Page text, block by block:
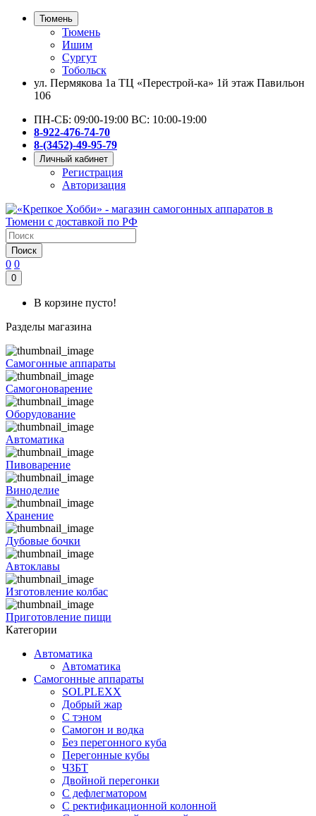
Тюмень
Тюмень
Ишим
Сургут
Тобольск
ул. Пермякова 1а ТЦ «Перестрой-ка» 1й этаж Павильон
106
ПН-СБ: 09:00-19:00 ВС: 10:00-19:00
8-922-476-74-70
8-(3452)-49-95-79
Личный кабинет
Регистрация
Авторизация
Поиск
0 0
0
В корзине пусто!
Разделы магазина
Самогонные аппараты
Самогоноварение
Оборудование
Автоматика
Пивоварение
Виноделие
Хранение
Дубовые бочки
Автоклавы
Изготовление колбас
Приготовление пищи
Категории
Автоматика
Автоматика
Самогонные аппараты
SOLPLEXX
Добрый жар
С тэном
Самогон и водка
Без перегонного куба
Перегонные кубы
ЧЗБТ
Двойной перегонки
С дефлегматором
С ректификационной колонной